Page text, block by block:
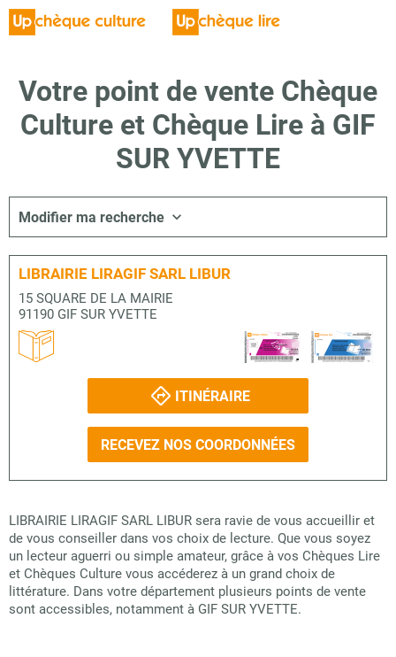
Votre point de vente Chèque
Culture et Chèque Lire à GIF
SUR YVETTE
Modifier ma recherche
LIBRAIRIE LIRAGIF SARL LIBUR
15 SQUARE DE LA MAIRIE
91190 GIF SUR YVETTE
ITINÉRAIRE
RECEVEZ NOS COORDONNÉES
LIBRAIRIE LIRAGIF SARL LIBUR sera ravie de vous accueillir et
de vous conseiller dans vos choix de lecture. Que vous soyez
un lecteur aguerri ou simple amateur, grâce à vos Chèques Lire
et Chèques Culture vous accéderez à un grand choix de
littérature. Dans votre département plusieurs points de vente
sont accessibles, notamment à GIF SUR YVETTE.